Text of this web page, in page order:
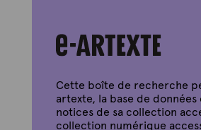
Cette boîte de recherche
artexte, la base de
notices de sa collection
collection numérique